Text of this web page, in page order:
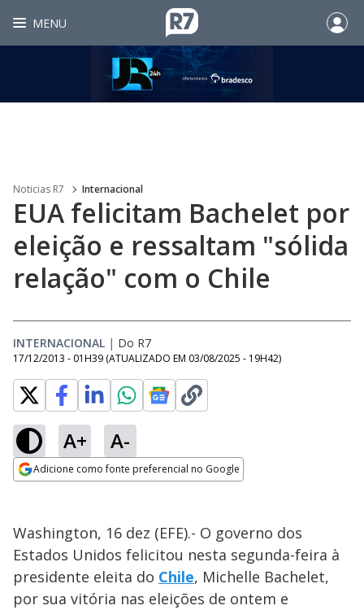
MENU
Noticias R7 Internacional
EUA felicitam Bachelet por
eleição e ressaltam "sólida
relação" com o Chile
INTERNACIONAL | Do R7
17/12/2013 - 01H39 (ATUALIZADO EM 03/08/2025 - 19H42)
A+ A-
Adicione como fonte preferencial no Google
Washington, 16 dez (EFE).- O governo dos
Estados Unidos felicitou nesta segunda-feira à
presidente eleita do Chile, Michelle Bachelet,
por sua vitória nas eleições de ontem e